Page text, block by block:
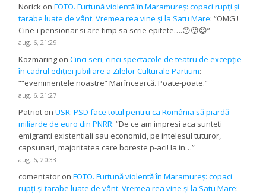
Norick onFOTO. Furtună violentă în Maramureș: copaci rupți și
tarabe luate de vânt. Vremea rea vine și la Satu Mare: “OMG !
Cine-i pensionar si are timp sa scrie epitete….😯😛😉”
aug. 6, 21:29
Kozmaring onCinci seri, cinci spectacole de teatru de excepție
în cadrul ediției jubiliare a Zilelor Culturale Partium:
““evenimentele noastre” Mai încearcă. Poate-poate.”
aug. 6, 21:27
Patriot onUSR: PSD face totul pentru ca România să piardă
miliarde de euro din PNRR: “De ce am impresi aca sunteti
emigranti existentiali sau economici, pe intelesul tuturor,
capsunari, majoritatea care boreste p-aci! Ia in…”
aug. 6, 20:33
comentator onFOTO. Furtună violentă în Maramureș: copaci
rupți și tarabe luate de vânt. Vremea rea vine și la Satu Mare: